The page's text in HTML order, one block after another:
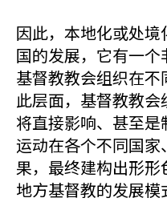
因此，本地化或处
国的发展，它有一
基督教教会组织在
此层面，基督教教
将直接影响、甚至
运动在各个不同国
果，最终建构出形
地方基督教的发展模